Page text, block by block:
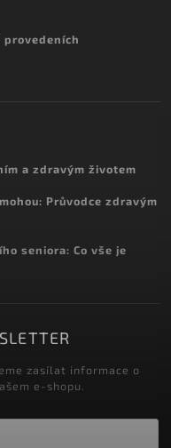
provedeních
a zdravým životem
Průvodce zdravým
seniora: Co vše je
zasílat informace o
e-shopu.